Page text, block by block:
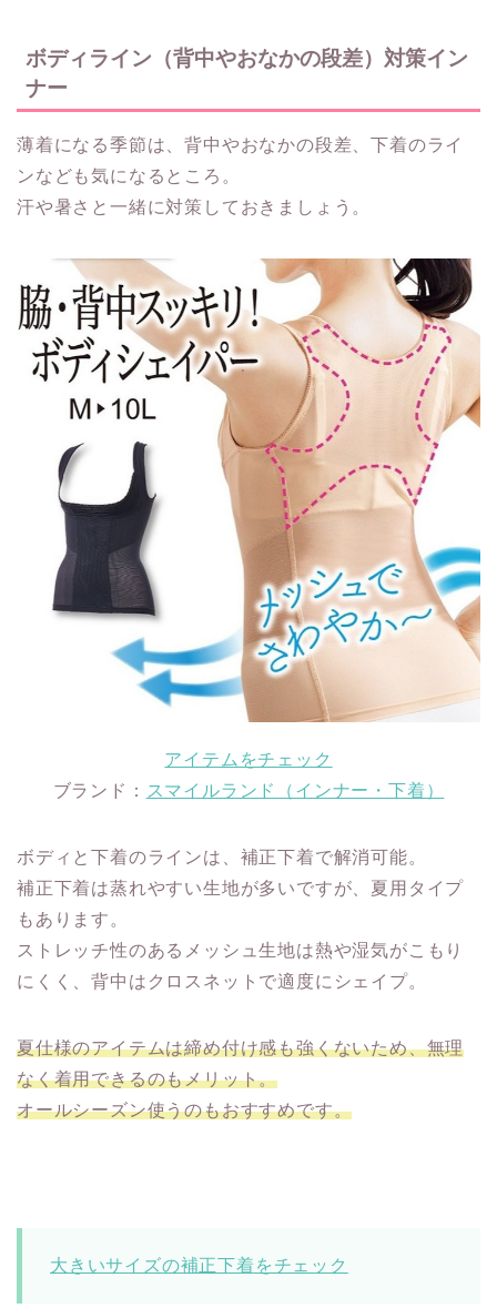
ボディライン（背中やおなかの段差）対策イン
ナー
薄着になる季節は、背中やおなかの段差、下着のライ
ンなども気になるところ。
汗や暑さと一緒に対策しておきましょう。
アイテムをチェック
ブランド： スマイルランド（インナー・下着）
ボディと下着のラインは、補正下着で解消可能。
補正下着は蒸れやすい生地が多いですが、夏用タイプ
もあります。
ストレッチ性のあるメッシュ生地は熱や湿気がこもり
にくく、背中はクロスネットで適度にシェイプ。
夏仕様のアイテムは締め付け感も強くないため、無理
なく着用できるのもメリット。
オールシーズン使うのもおすすめです。
大きいサイズの補正下着をチェック